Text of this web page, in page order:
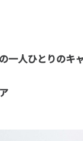
一人ひとりの